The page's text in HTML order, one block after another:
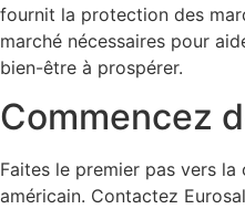
fournit la protection des
marché nécessaires pour
bien-être à prospérer.
Commencez
Faites le premier pas vers
américain. Contactez